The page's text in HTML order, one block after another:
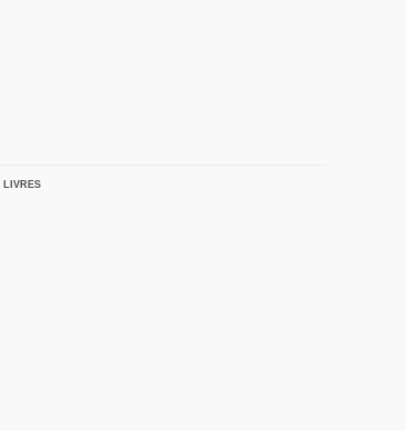
LIVRES